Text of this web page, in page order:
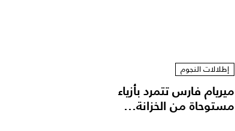
إطلالات النجوم
ميريام فارس تتمرد بأزياء
مستوحاة من الخزانة...